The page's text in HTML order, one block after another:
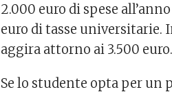
2.000 euro di spese
euro di tasse universitarie.
aggira attorno ai 3.500 euro.
Se lo studente opta per un